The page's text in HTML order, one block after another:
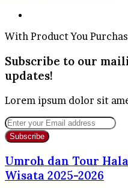
With Product You
Subscribe to our
updates!
Lorem ipsum dolor sit
Enter
your
Email
address
Umroh dan Tour
Wisata 2025-2026